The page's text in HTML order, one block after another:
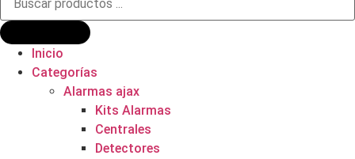
productos
Inicio
Categorías
Alarmas ajax
Kits Alarmas
Centrales
Detectores